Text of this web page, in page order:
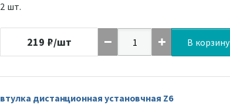
2 шт.
219 ₽/шт В корзину
втулка дистанционная установчная Z6